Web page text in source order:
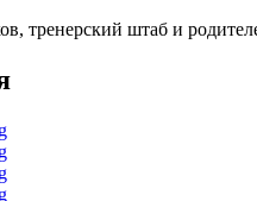
тренерский штаб и